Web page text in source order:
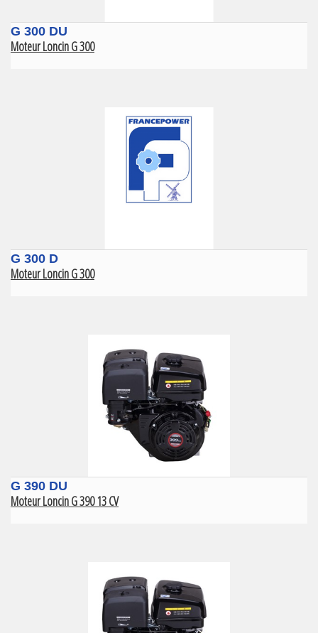
G 300 DU
Moteur Loncin G 300
G 300 D
Moteur Loncin G 300
G 390 DU
Moteur Loncin G 390 13 CV